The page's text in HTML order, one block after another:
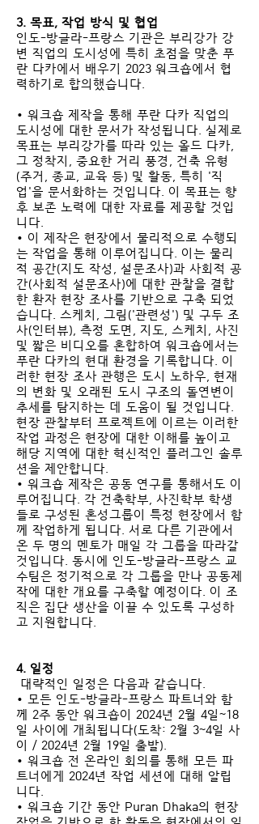
3. 목표, 작업 방식 및 협업
인도-방글라-프랑스 기관은 부리강가 강
변 직업의 도시성에 특히 초점을 맞춘 푸
란 다카에서 배우기 2023 워크숍에서 협
력하기로 합의했습니다.
• 워크숍 제작을 통해 푸란 다카 직업의
도시성에 대한 문서가 작성됩니다. 실제로
목표는 부리강가를 따라 있는 올드 다카,
그 정착지, 중요한 거리 풍경, 건축 유형
(주거, 종교, 교육 등) 및 활동, 특히 '직
업'을 문서화하는 것입니다. 이 목표는 향
후 보존 노력에 대한 자료를 제공할 것입
니다.
• 이 제작은 현장에서 물리적으로 수행되
는 작업을 통해 이루어집니다. 이는 물리
적 공간(지도 작성, 설문조사)과 사회적 공
간(사회적 설문조사)에 대한 관찰을 결합
한 환자 현장 조사를 기반으로 구축 되었
습니다. 스케치, 그림('관련성') 및 구두 조
사(인터뷰), 측정 도면, 지도, 스케치, 사진
및 짧은 비디오를 혼합하여 워크숍에서는
푸란 다카의 현대 환경을 기록합니다. 이
러한 현장 조사 관행은 도시 노하우, 현재
의 변화 및 오래된 도시 구조의 돌연변이
추세를 탐지하는 데 도움이 될 것입니다.
현장 관찰부터 프로젝트에 이르는 이러한
작업 과정은 현장에 대한 이해를 높이고
해당 지역에 대한 혁신적인 플러그인 솔루
션을 제안합니다.
• 워크숍 제작은 공동 연구를 통해서도 이
루어집니다. 각 건축학부, 사진학부 학생
들로 구성된 혼성그룹이 특정 현장에서 함
께 작업하게 됩니다. 서로 다른 기관에서
온 두 명의 멘토가 매일 각 그룹을 따라갈
것입니다. 동시에 인도-방글라-프랑스 교
수팀은 정기적으로 각 그룹을 만나 공동제
작에 대한 개요를 구축할 예정이다. 이 조
직은 집단 생산을 이끌 수 있도록 구성하
고 지원합니다.
4. 일정
대략적인 일정은 다음과 같습니다.
• 모든 인도-방글라-프랑스 파트너와 함
께 2주 동안 워크숍이 2024년 2월 4일~18
일 사이에 개최됩니다(도착: 2월 3~4일 사
이 / 2024년 2월 19일 출발).
• 워크숍 전 온라인 회의를 통해 모든 파
트너에게 2024년 작업 세션에 대해 알립
니다.
• 워크숍 기간 동안 Puran Dhaka의 현장